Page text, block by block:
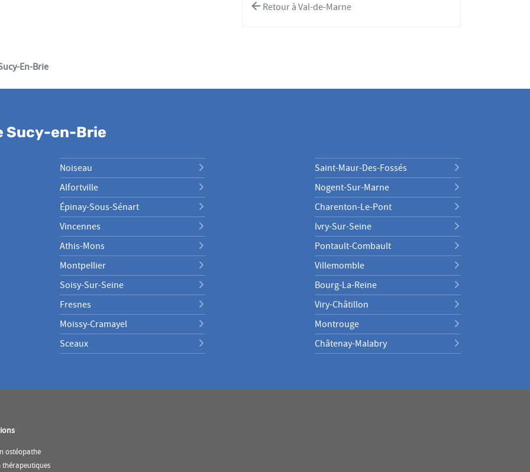
Retour à Val-de-Marne
En-Brie
Sucy-en-Brie
Noiseau
Saint-Maur-Des-Fossés
Alfortville
Nogent-Sur-Marne
Épinay-Sous-Sénart
Charenton-Le-Pont
Vincennes
Ivry-Sur-Seine
Athis-Mons
Pontault-Combault
Montpellier
Villemomble
Soisy-Sur-Seine
Bourg-La-Reine
Fresnes
Viry-Châtillon
Moissy-Cramayel
Montrouge
Sceaux Châtenay-Malabry
ostéopathe(ouvre
une(ouvre